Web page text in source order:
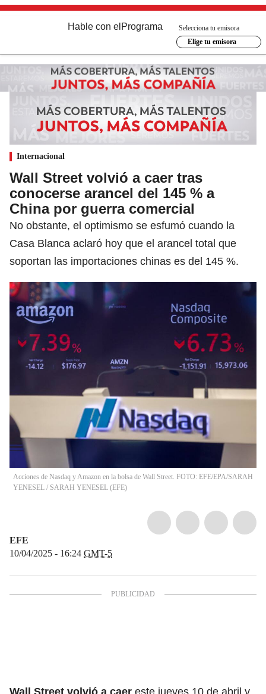
Hable con el Programa
Selecciona tu emisora
Elige tu emisora
Internacional
Wall Street volvió a caer tras
conocerse arancel del 145 % a
China por guerra comercial
No obstante, el optimismo se esfumó cuando la
Casa Blanca aclaró hoy que el arancel total que
soportan las importaciones chinas es del 145 %.
Acciones de Nasdaq y Amazon en la bolsa de Wall Street. FOTO: EFE/EPA/SARAH
YENESEL / SARAH YENESEL (EFE)
EFE
10/04/2025 - 16:24 GMT-5
Wall Street volvió a caer este jueves 10 de abril y